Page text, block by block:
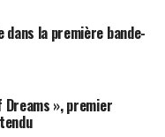
dans la première bande-
», premier